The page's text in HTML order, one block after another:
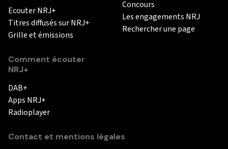
Ecouter NRJ+
Titres diffusés sur NRJ+
Grille et émissions
Comment écouter
NRJ+
DAB+
Apps NRJ+
Radioplayer
Concours
Les engagements NRJ
Rechercher une page
Contact et mentions légales